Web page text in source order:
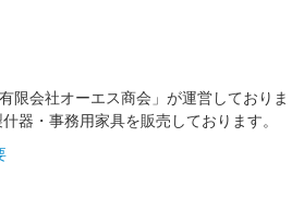
限会社オーエス商会」が運営しておりま
器・事務用家具を販売しております。